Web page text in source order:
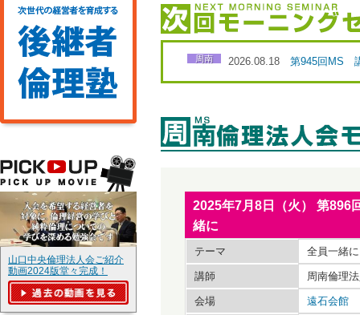
周南 2026.08.18 第945回MS
2025年7月8日（火） 第
緒に
テーマ 全員一緒に
講師 周南倫
会場 遠石会館
山口中央倫理法人会ご紹介
動画2024版堂々完成！